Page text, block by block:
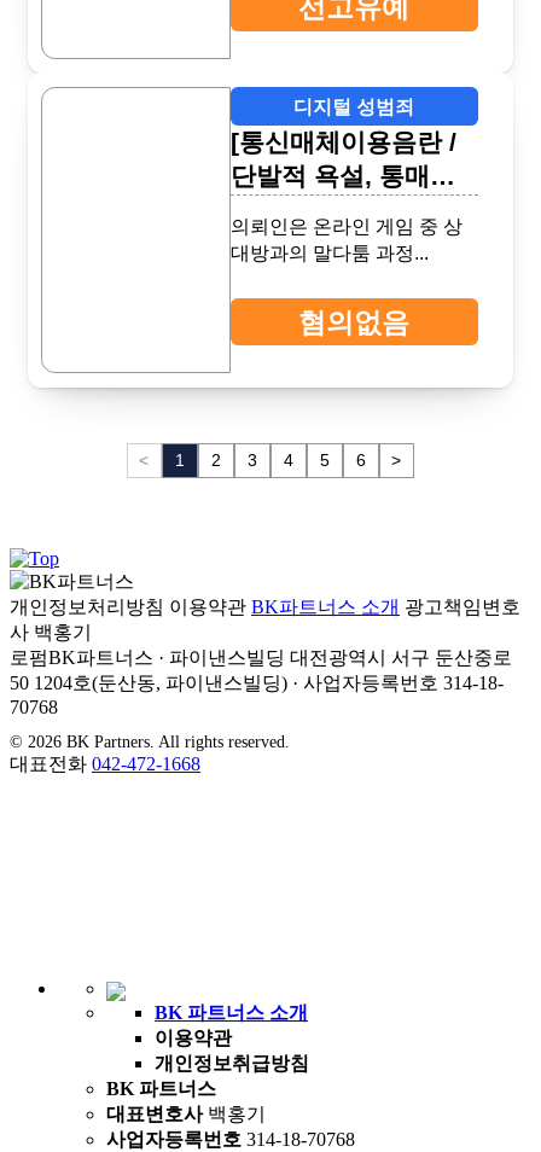
선고유예
디지털 성범죄
[통신매체이용음란 /
단발적 욕설, 통매음
의뢰인은 온라인 게임 중 상
대방과의 말다툼 과정...
혐의없음
< 1 2 3 4 5 6 >
개인정보처리방침 이용약관 BK파트너스 소개 광고책임변호
사 백홍기
로펌BK파트너스 · 파이낸스빌딩 대전광역시 서구 둔산중로
50 1204호(둔산동, 파이낸스빌딩) · 사업자등록번호 314-18-
70768
© 2026 BK Partners. All rights reserved.
대표전화 042-472-1668
BK 파트너스 소개
이용약관
개인정보취급방침
BK 파트너스
대표변호사백홍기
사업자등록번호 314-18-70768